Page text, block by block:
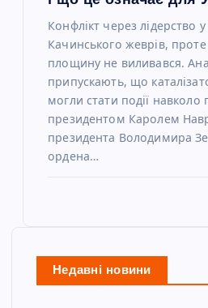
Конфлікт через лідерство у
Качинського жеврів, проте
площину не виливався.
припускають, що
могли стати події навколо
президентом Каролем
президента Володимира
ордена…
Недавні новини